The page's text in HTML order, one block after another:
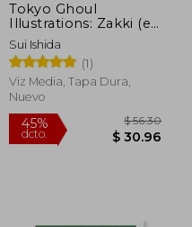
45%
Tokyo Ghoul
Illustrations: Zakki (en
Inglés)
Sui Ishida
(1)
Viz Media, Tapa Dura,
Nuevo